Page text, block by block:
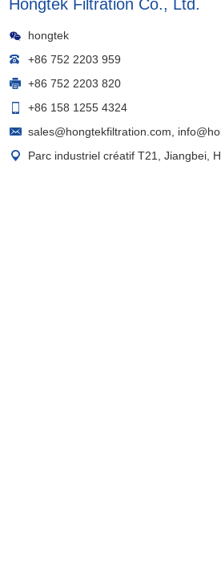
Hongtek Filtration Co., Ltd.
hongtek
+86 752 2203 959
+86 752 2203 820
+86 158 1255 4324
sales@hongtekfiltration.com,
Parc industriel créatif T21, Jiangbei,